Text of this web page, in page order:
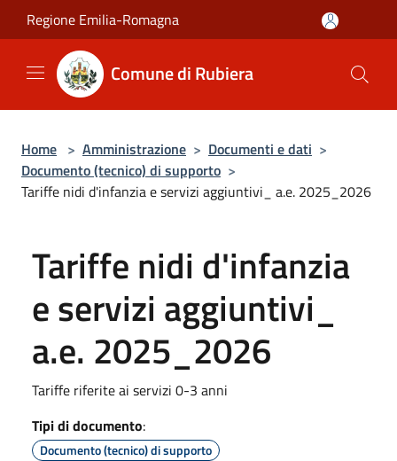
Salta al contenuto principale
Regione Emilia-Romagna
Comune di Rubiera
Home > Amministrazione > Documenti e dati >
Documento (tecnico) di supporto >
Tariffe nidi d'infanzia e servizi aggiuntivi_ a.e. 2025_2026
Tariffe nidi d'infanzia
e servizi aggiuntivi_
a.e. 2025_2026
Tariffe riferite ai servizi 0-3 anni
Tipi di documento:
Documento (tecnico) di supporto